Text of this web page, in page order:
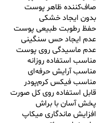
صاف‌کننده ظاهر پوست
بدون ایجاد خشکی
حفظ رطوبت طبیعی پوست
عدم ایجاد حس سنگینی
عدم ماسیدگی روی پوست
مناسب استفاده روزانه
مناسب آرایش حرفه‌ای
مناسب فیکس کرم‌پودر
قابل استفاده روی کل صورت
پخش آسان با براش
افزایش ماندگاری میکاپ